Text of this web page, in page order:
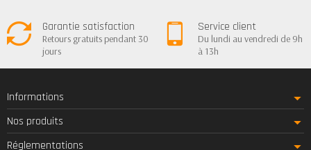
Garantie satisfaction
Retours gratuits pendant 30
jours
Service client
Du lundi au vendredi de 9h
à 13h
Informations
Nos produits
Réglementations